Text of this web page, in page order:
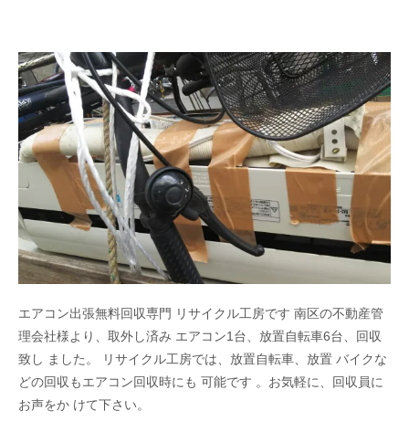
エアコン出張無料回収専門 リサイクル工房です 南区の不動産管
理会社様より、取外し済み エアコン1台、放置自転車6台、回収
致し ました。 リサイクル工房では、放置自転車、放置 バイクな
どの回収もエアコン回収時にも 可能です 。お気軽に、回収員に
お声をか けて下さい。